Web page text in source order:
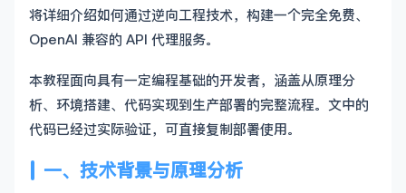
将详细介绍如何通过逆向工程技术，构建一个完全免费、
OpenAI 兼容的 API 代理服务。
本教程面向具有一定编程基础的开发者，涵盖从原理分
析、环境搭建、代码实现到生产部署的完整流程。文中的
代码已经过实际验证，可直接复制部署使用。
一、技术背景与原理分析